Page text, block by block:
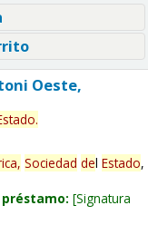
Oeste,
.
Sociedad del Estado,
Signatura